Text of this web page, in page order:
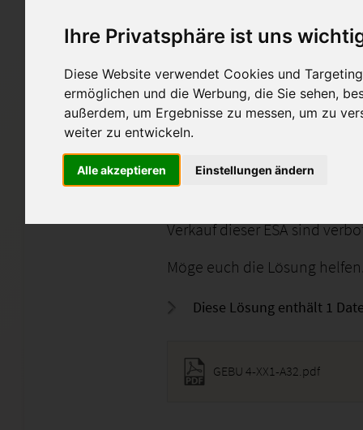
Ihre Privatsphäre ist uns
Diese Website verwendet Cookies und
ermöglichen und die Werbung, die Sie sehen,
außerdem, um Ergebnisse zu messen, um zu
weiter zu entwickeln.
Alle akzeptieren Einstellungen ändern
Startseite Finanzwesen
Organisation der Buchführung und
Es handelt sich hierbei um
ohne Hilfe erstellt wurde.
Sie wurde mit der Note 1
Sie kann selbstverständlich
Verkauf dieser ESA sind
Möge euch die Lösung
Diese Lösung enthält 1
GEBU 4-XX1-A32.pdf